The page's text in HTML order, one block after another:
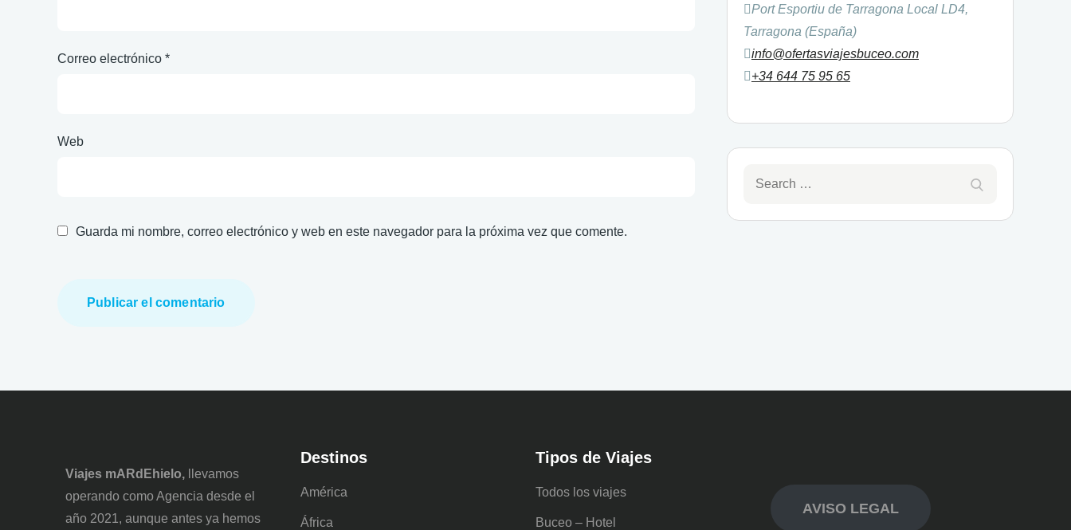
Correo electrónico *
Web
Guarda mi nombre, correo electrónico y web en este navegador para la próxima vez que comente.
Port Esportiu de Tarragona Local LD4,
Tarragona (España)
info@ofertasviajesbuceo.com
+34 644 75 95 65
Viajes mARdEhielo,
llevamos
operando como Agencia desde el
año 2021, aunque antes ya hemos
Destinos
América
África
Tipos de Viajes
Todos los viajes
Buceo – Hotel
AVISO LEGAL